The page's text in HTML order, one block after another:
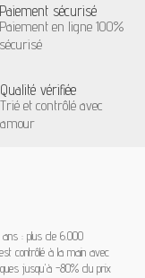
Paiement sécurisé
Paiement en ligne 100%
sécurisé
Qualité vérifiée
Trié et contrôlé avec
amour
ans : plus de 6.000
contrôlé à la main avec
jusqu'à -80% du prix